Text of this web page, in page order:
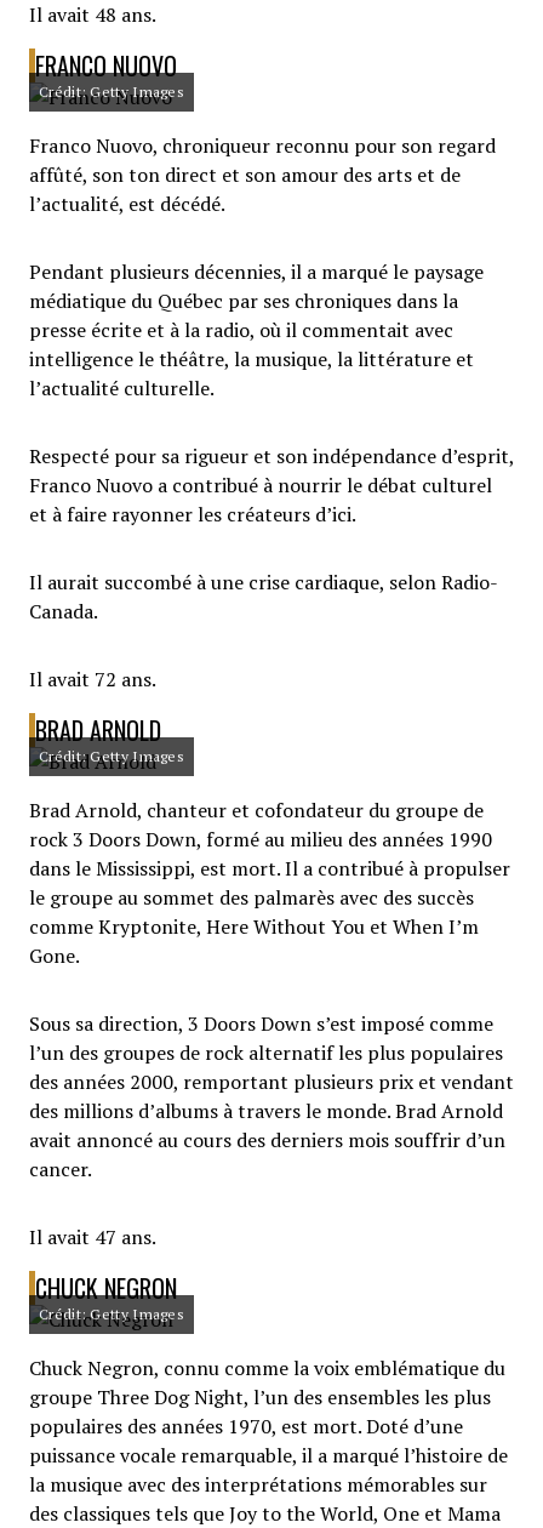
Il avait 48 ans.
FRANCO NUOVO
Crédit: Getty Images
Franco Nuovo, chroniqueur reconnu pour son regard
affûté, son ton direct et son amour des arts et de
l’actualité, est décédé.
Pendant plusieurs décennies, il a marqué le paysage
médiatique du Québec par ses chroniques dans la
presse écrite et à la radio, où il commentait avec
intelligence le théâtre, la musique, la littérature et
l’actualité culturelle.
Respecté pour sa rigueur et son indépendance d’esprit,
Franco Nuovo a contribué à nourrir le débat culturel
et à faire rayonner les créateurs d’ici.
Il aurait succombé à une crise cardiaque, selon Radio-
Canada.
Il avait 72 ans.
BRAD ARNOLD
Crédit: Getty Images
Brad Arnold, chanteur et cofondateur du groupe de
rock 3 Doors Down, formé au milieu des années 1990
dans le Mississippi, est mort. Il a contribué à propulser
le groupe au sommet des palmarès avec des succès
comme Kryptonite, Here Without You et When I’m
Gone.
Sous sa direction, 3 Doors Down s’est imposé comme
l’un des groupes de rock alternatif les plus populaires
des années 2000, remportant plusieurs prix et vendant
des millions d’albums à travers le monde. Brad Arnold
avait annoncé au cours des derniers mois souffrir d’un
cancer.
Il avait 47 ans.
CHUCK NEGRON
Crédit: Getty Images
Chuck Negron, connu comme la voix emblématique du
groupe Three Dog Night, l’un des ensembles les plus
populaires des années 1970, est mort. Doté d’une
puissance vocale remarquable, il a marqué l’histoire de
la musique avec des interprétations mémorables sur
des classiques tels que Joy to the World, One et Mama